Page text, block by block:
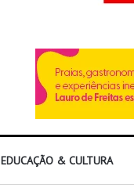
EDUCAÇÃO & CULTURA